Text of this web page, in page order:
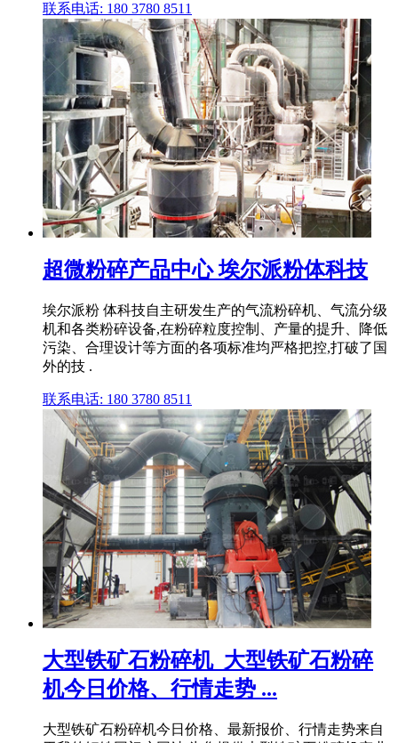
联系电话: 180 3780 8511
超微粉碎产品中心 埃尔派粉体科技
埃尔派粉 体科技自主研发生产的气流粉碎机、气流分级
机和各类粉碎设备,在粉碎粒度控制、产量的提升、降低
污染、合理设计等方面的各项标准均严格把控,打破了国
外的技 .
联系电话: 180 3780 8511
大型铁矿石粉碎机_大型铁矿石粉碎
机今日价格、行情走势 ...
大型铁矿石粉碎机今日价格、最新报价、行情走势来自